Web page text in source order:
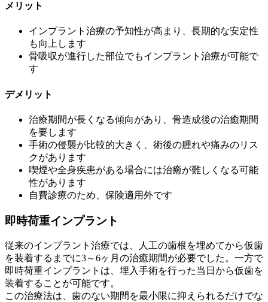
メリット
インプラント治療の予知性が高まり、長期的な安定性
も向上します
骨吸収が進行した部位でもインプラント治療が可能で
す
デメリット
治療期間が長くなる傾向があり、骨造成後の治癒期間
を要します
手術の侵襲が比較的大きく、術後の腫れや痛みのリス
クがあります
喫煙や全身疾患がある場合には治癒が難しくなる可能
性があります
自費診療のため、保険適用外です
即時荷重インプラント
従来のインプラント治療では、人工の歯根を埋めてから仮歯
を装着するまでに3～6ヶ月の治癒期間が必要でした。一方で
即時荷重インプラントは、埋入手術を行った当日から仮歯を
装着することが可能です。
この治療法は、歯のない期間を最小限に抑えられるだけでな